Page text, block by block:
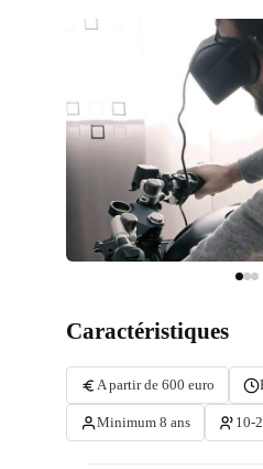
Caractéristiques
A partir de 600 euro
Minimum 8 ans 10-